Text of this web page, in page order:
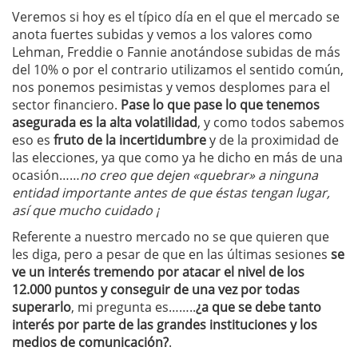
Veremos si hoy es el típico día en el que el mercado se
anota fuertes subidas y vemos a los valores como
Lehman, Freddie o Fannie anotándose subidas de más
del 10% o por el contrario utilizamos el sentido común,
nos ponemos pesimistas y vemos desplomes para el
sector financiero. Pase lo que pase lo que tenemos
asegurada es la alta volatilidad, y como todos sabemos
eso es fruto de la incertidumbrey de la proximidad de
las elecciones, ya que como ya he dicho en más de una
ocasión……no creo que dejen «quebrar» a ninguna
entidad importante antes de que éstas tengan lugar,
así que mucho cuidado ¡
Referente a nuestro mercado no se que quieren que
les diga, pero a pesar de que en las últimas sesiones se
ve un interés tremendo por atacar el nivel de los
12.000 puntos y conseguir de una vez por todas
superarlo, mi pregunta es……..¿a que se debe tanto
interés por parte de las grandes instituciones y los
medios de comunicación?.